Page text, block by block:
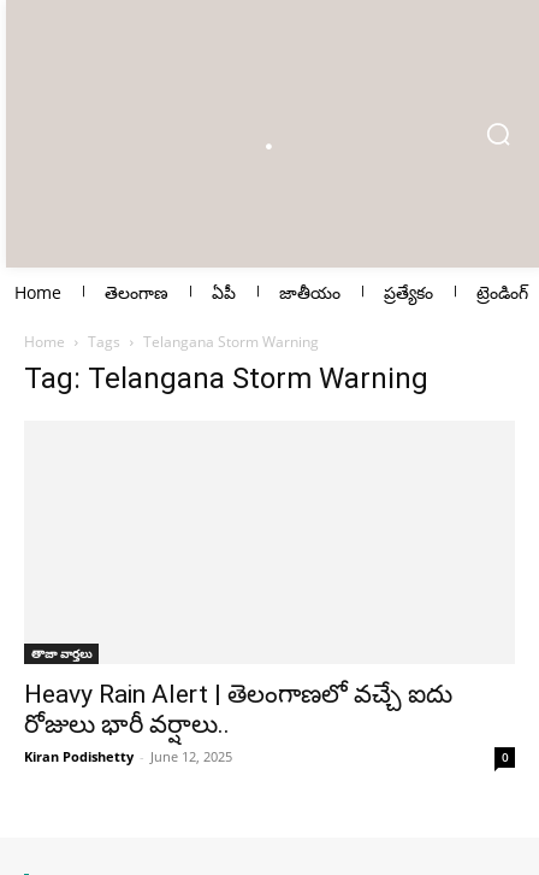
Home తెలంగాణ ఏపీ జాతీయం ప్రత్యేకం ట్రెండింగ్
Home Tags Telangana Storm Warning
Tag: Telangana Storm Warning
తాజా వార్తలు
Heavy Rain Alert | తెలంగాణలో వచ్చే ఐదు
రోజులు భారీ వర్షాలు..
Kiran Podishetty - June 12, 2025 0